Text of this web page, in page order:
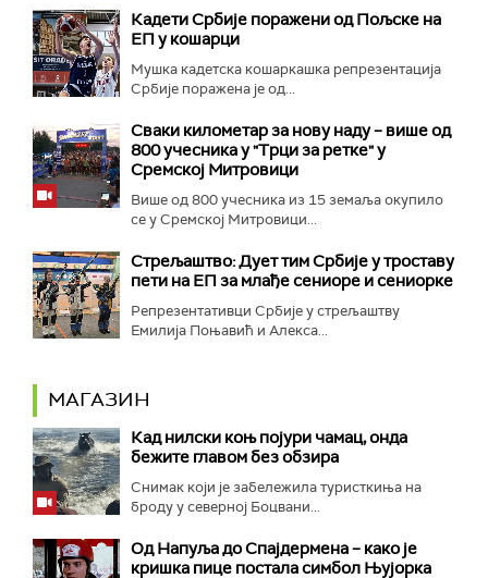
Кадети Србије поражени од Пољске на
ЕП у кошарци
Мушка кадетска кошаркашка репрезентација
Србије поражена је од...
Сваки километар за нову наду – више од
800 учесника у "Трци за ретке" у
Сремској Митровици
Више од 800 учесника из 15 земаља окупило
се у Сремској Митровици...
Стрељаштво: Дует тим Србије у троставу
пети на ЕП за млађе сениоре и сениорке
Репрезентативци Србије у стрељаштву
Емилија Поњавић и Алекса...
МАГАЗИН
Кад нилски коњ појури чамац, онда
бежите главом без обзира
Снимак који је забележила туристкиња на
броду у северној Боцвани...
Од Напуља до Спајдермена – како је
кришка пице постала симбол Њујорка